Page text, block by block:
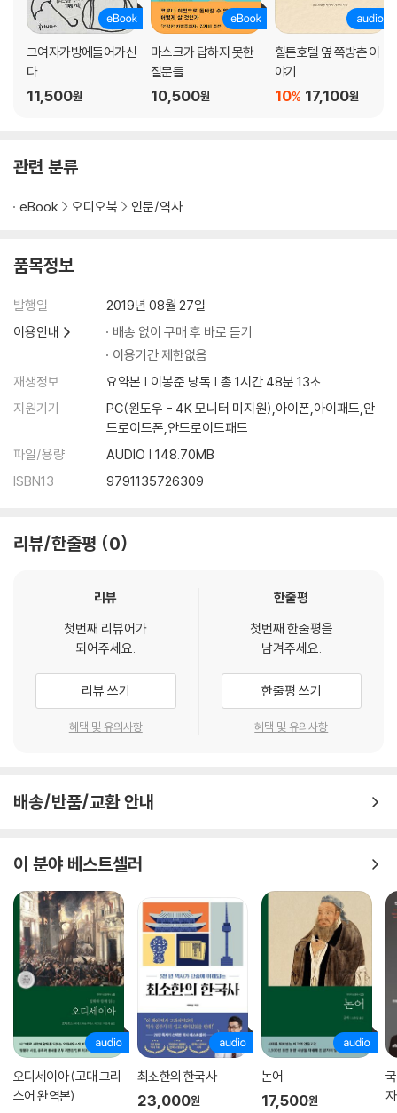
그여자가방에들어가신
다
11,500원
마스크가 답하지 못한
질문들
10,500원
힐튼호텔 옆 쪽방촌 이
야기
17,100원
10%
관련 분류
eBook 오디오북 인문/역사
품목정보
발행일
2019년 08월 27일
이용안내
배송 없이 구매 후 바로 듣기
이용기간 제한없음
재생정보
요약본 | 이봉준 낭독 | 총 1시간 48분 13초
지원기기
PC(윈도우 - 4K 모니터 미지원),아이폰,아이패드,안
드로이드폰,안드로이드패드
파일/용량
AUDIO | 148.70MB
ISBN13
9791135726309
리뷰/한줄평 0
리뷰
첫번째 리뷰어가
되어주세요.
리뷰 쓰기
혜택 및 유의사항
한줄평
첫번째 한줄평을
남겨주세요.
한줄평 쓰기
혜택 및 유의사항
배송/반품/교환 안내
이 분야 베스트셀러
오디세이아 (고대 그리
스어 완역본)
최소한의 한국사
23,000원
논어
17,500원